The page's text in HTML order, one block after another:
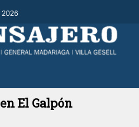
2026
El Galpón